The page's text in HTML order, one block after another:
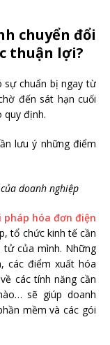
chuyển đổi
thuận lợi?
sự chuẩn bị ngay từ
đến sát hạn cuối
quy định.
lưu ý những điểm
doanh nghiệp
pháp hóa đơn điện
tổ chức kinh tế cần
của mình. Những
các điểm xuất hóa
các tính năng cần
sẽ giúp doanh
mềm và các gói